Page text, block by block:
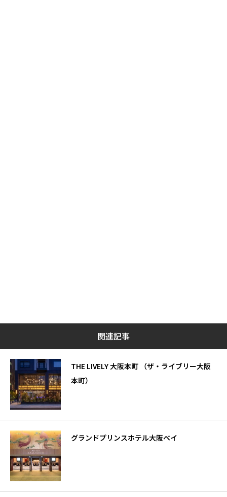
関連記事
THE LIVELY 大阪本町 （ザ・ライブリー大阪
本町）
グランドプリンスホテル大阪ベイ